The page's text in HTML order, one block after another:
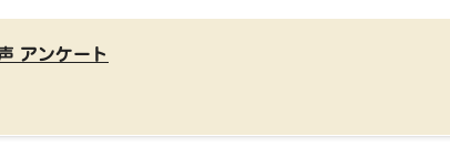
アンケート